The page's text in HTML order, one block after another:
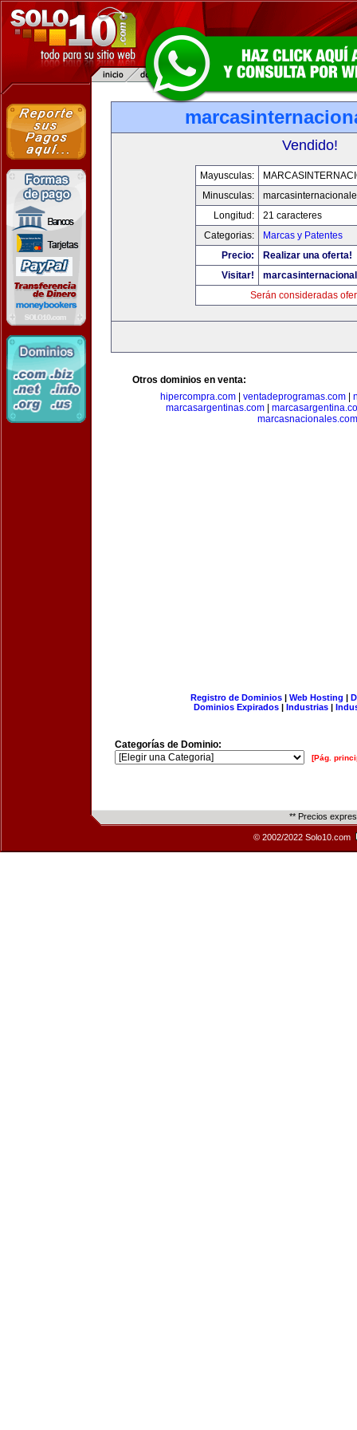
Vendido!
Mayusculas:
Minusculas:
Longitud:
21 caracteres
Categorias:
Marcas y Patentes
Precio:
Realizar una oferta!
Visitar!
Serán consideradas
Otros dominios en venta:
hipercompra.com
ventadeprogramas.com
marcasargentinas.com
marcasnacionales.com
Registro de Dominios| Web Hosting |
Dominios Expirados | Industrias |
Categorías de Dominio:
[Pág.
** Precios
© 2002/2022 Solo10.com